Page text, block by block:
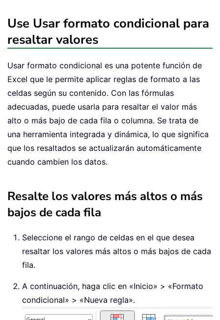
Use Usar formato condicional para
resaltar valores
Usar formato condicional es una potente función de
Excel que le permite aplicar reglas de formato a las
celdas según su contenido. Con las fórmulas
adecuadas, puede usarla para resaltar el valor más
alto o más bajo de cada fila o columna. Se trata de
una herramienta integrada y dinámica, lo que significa
que los resaltados se actualizarán automáticamente
cuando cambien los datos.
Resalte los valores más altos o más
bajos de cada fila
Seleccione el rango de celdas en el que desea
resaltar los valores más altos o más bajos de cada
fila.
A continuación, haga clic en «Inicio» > «Formato
condicional» > «Nueva regla».